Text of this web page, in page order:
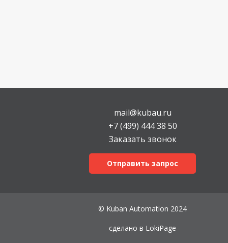
mail@kubau.ru
+7 (499) 444 38 50
Заказать звонок
Отправить запрос
© Kuban Automation 2024
сделано в LokiPage